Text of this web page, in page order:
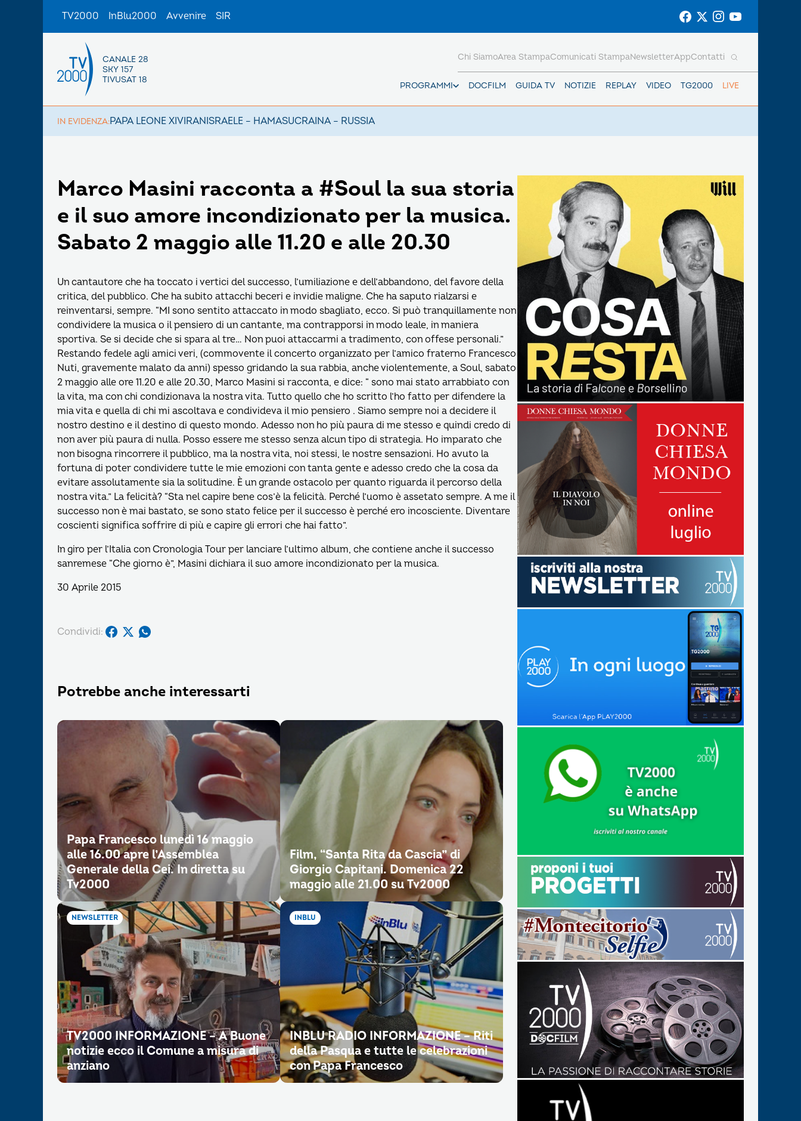
TV2000 InBlu2000 Avvenire SIR
CANALE 28
SKY 157
TIVUSAT 18
PROGRAMMI DOCFILM GUIDA TV NOTIZIE REPLAY VIDEO TG2000 LIVE
Chi SiamoArea StampaComunicati StampaNewsletterAppContatti
IN EVIDENZA:PAPA LEONE XIVIRANISRAELE – HAMASUCRAINA – RUSSIA
Marco Masini racconta a #Soul la sua storia
e il suo amore incondizionato per la musica.
Sabato 2 maggio alle 11.20 e alle 20.30
Un cantautore che ha toccato i vertici del successo, l’umiliazione e dell’abbandono, del favore della
critica, del pubblico. Che ha subito attacchi beceri e invidie maligne. Che ha saputo rialzarsi e
reinventarsi, sempre. “MI sono sentito attaccato in modo sbagliato, ecco. Si può tranquillamente non
condividere la musica o il pensiero di un cantante, ma contrapporsi in modo leale, in maniera
sportiva. Se si decide che si spara al tre… Non puoi attaccarmi a tradimento, con offese personali.”
Restando fedele agli amici veri, (commovente il concerto organizzato per l’amico fraterno Francesco
Nuti, gravemente malato da anni) spesso gridando la sua rabbia, anche violentemente, a Soul, sabato
2 maggio alle ore 11.20 e alle 20.30, Marco Masini si racconta, e dice: “ sono mai stato arrabbiato con
la vita, ma con chi condizionava la nostra vita. Tutto quello che ho scritto l’ho fatto per difendere la
mia vita e quella di chi mi ascoltava e condivideva il mio pensiero . Siamo sempre noi a decidere il
nostro destino e il destino di questo mondo. Adesso non ho più paura di me stesso e quindi credo di
non aver più paura di nulla. Posso essere me stesso senza alcun tipo di strategia. Ho imparato che
non bisogna rincorrere il pubblico, ma la nostra vita, noi stessi, le nostre sensazioni. Ho avuto la
fortuna di poter condividere tutte le mie emozioni con tanta gente e adesso credo che la cosa da
evitare assolutamente sia la solitudine. È un grande ostacolo per quanto riguarda il percorso della
nostra vita.” La felicità? “Sta nel capire bene cos’è la felicità. Perché l’uomo è assetato sempre. A me il
successo non è mai bastato, se sono stato felice per il successo è perché ero incosciente. Diventare
coscienti significa soffrire di più e capire gli errori che hai fatto”.
In giro per l’Italia con Cronologia Tour per lanciare l’ultimo album, che contiene anche il successo
sanremese “Che giorno è”, Masini dichiara il suo amore incondizionato per la musica.
30 Aprile 2015
Condividi:
Potrebbe anche interessarti
Papa Francesco lunedì 16 maggio
alle 16.00 apre l’Assemblea
Generale della Cei. In diretta su
Tv2000
Film, “Santa Rita da Cascia” di
Giorgio Capitani. Domenica 22
maggio alle 21.00 su Tv2000
NEWSLETTER
TV2000 INFORMAZIONE – A Buone
notizie ecco il Comune a misura di
anziano
INBLU
INBLU RADIO INFORMAZIONE – Riti
della Pasqua e tutte le celebrazioni
con Papa Francesco